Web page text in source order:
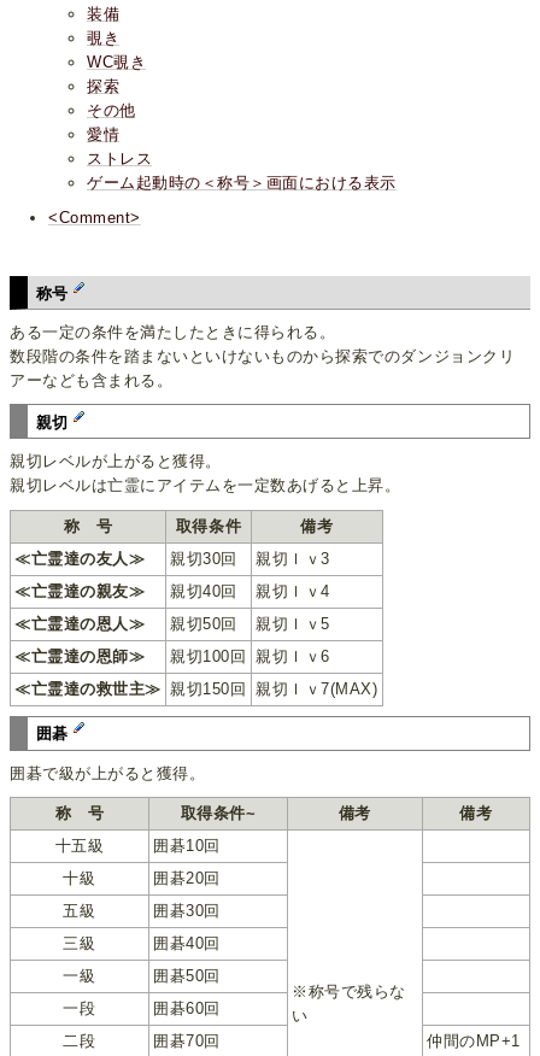
装備
覗き
WC覗き
探索
その他
愛情
ストレス
ゲーム起動時の＜称号＞画面における表示
<Comment>
称号
ある一定の条件を満たしたときに得られる。
数段階の条件を踏まないといけないものから探索でのダンジョンクリ
アーなども含まれる。
親切
親切レベルが上がると獲得。
親切レベルは亡霊にアイテムを一定数あげると上昇。
称 号 取得条件
備考
≪亡霊達の友人≫
親切30回
親切ｌｖ3
≪亡霊達の親友≫
親切40回
親切ｌｖ4
≪亡霊達の恩人≫
親切50回
親切ｌｖ5
≪亡霊達の恩師≫
親切100回 親切ｌｖ6
≪亡霊達の救世主≫ 親切150回 親切ｌｖ7(MAX)
囲碁
囲碁で級が上がると獲得。
称 号 取得条件~ 備考
備考
十五級
囲碁10回
※称号で残らな
い
十級
囲碁20回
五級
囲碁30回
三級
囲碁40回
一級
囲碁50回
一段
囲碁60回
二段
囲碁70回 仲間のMP+1